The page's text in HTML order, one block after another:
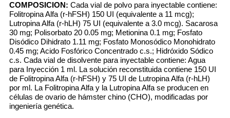
COMPOSICION: Cada vial de polvo para inyectable contiene:
Folitropina Alfa (r-hFSH) 150 UI (equivalente a 11 mcg);
Lutropina Alfa (r-hLH) 75 UI (equivalente a 3.0 mcg). Sacarosa
30 mg; Polisorbato 20 0.05 mg; Metionina 0.1 mg; Fosfato
Disódico Dihidrato 1.11 mg; Fosfato Monosódico Monohidrato
0.45 mg; Acido Fosfórico Concentrado c.s.; Hidróxido Sódico
c.s. Cada vial de disolvente para inyectable contiene: Agua
para Inyección 1 ml. La solución reconstituida contiene 150 UI
de Folitropina Alfa (r-hFSH) y 75 UI de Lutropina Alfa (r-hLH)
por ml. La Folitropina Alfa y la Lutropina Alfa se producen en
células de ovario de hámster chino (CHO), modificadas por
ingeniería genética.